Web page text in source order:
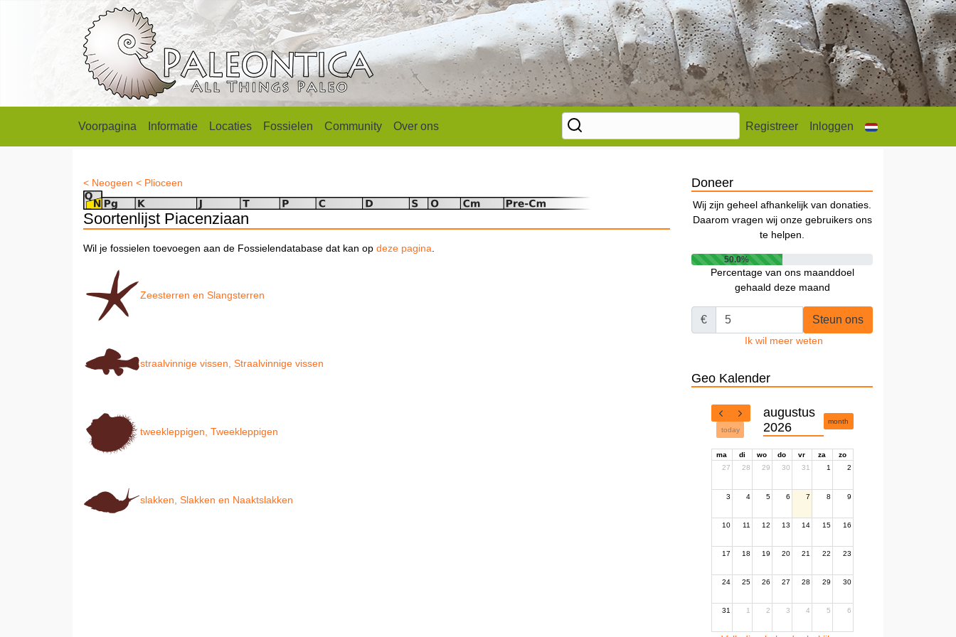
Voorpagina Informatie Locaties Fossielen Community Over ons Registreer Inloggen
< Neogeen < Plioceen
Soortenlijst Piacenziaan
Wil je fossielen toevoegen aan de Fossielendatabase dat kan op deze pagina
Zeesterren en Slangsterren
straalvinnige vissen, Straalvinnige vissen
tweekleppigen, Tweekleppigen
slakken, Slakken en Naaktslakken
Doneer
Wij zijn geheel afhankelijk van donaties.
Daarom vragen wij onze gebruikers ons
te helpen.
50.0%
Percentage van ons maanddoel
gehaald deze maand
€ Steun ons
Ik wil meer weten
Geo Kalender
today
augustus
2026
month
ma di wo do vr za
zo
27
28 29 30 31 1 2
3 4 5 6 7 8 9
10 11 12 13 14 15 16
17 18 19 20 21 22 23
24 25 26 27 28 29 30
31 1 2 3 4 5 6